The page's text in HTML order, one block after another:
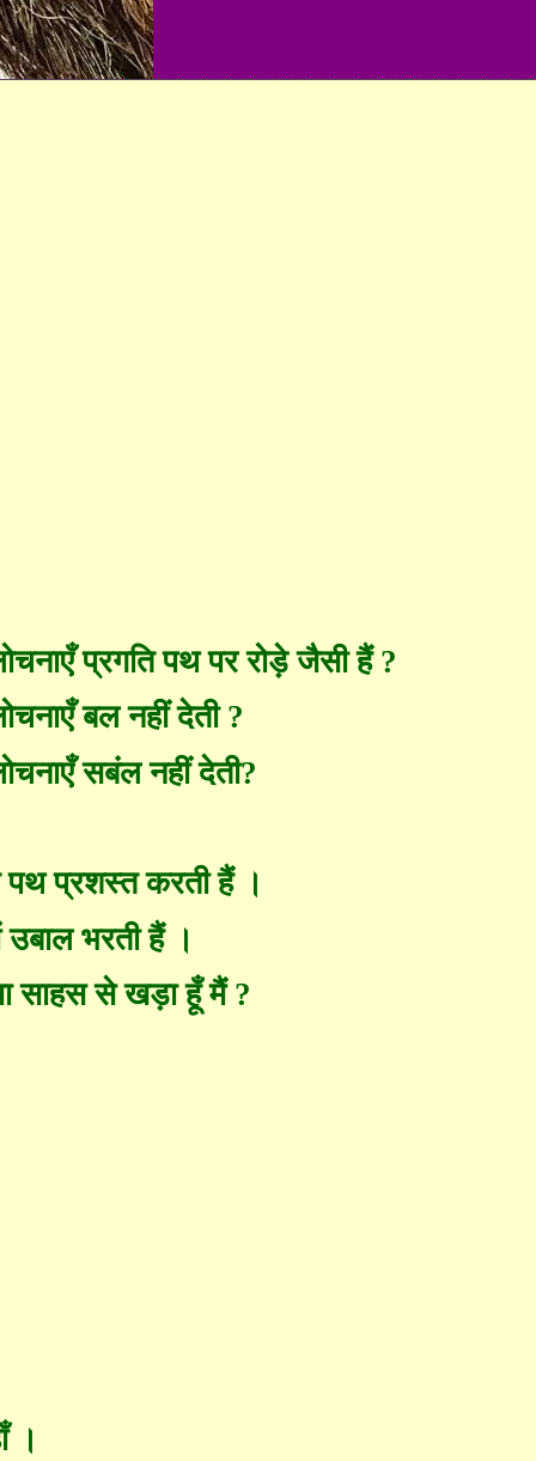
प्रगति पथ पर रोड़े जैसी हैं ?
बल नहीं देती ?
सबंल नहीं देती?
पथ प्रशस्त करती हैं ।
उबाल भरती हैं ।
साहस से खड़ा हूँ मैं ?
।